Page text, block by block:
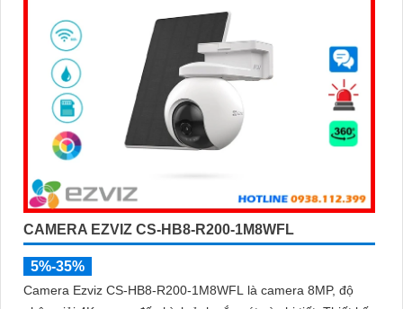
CAMERA EZVIZ CS-HB8-R200-1M8WFL
5%-35%
Camera Ezviz CS-HB8-R200-1M8WFL là camera 8MP, độ